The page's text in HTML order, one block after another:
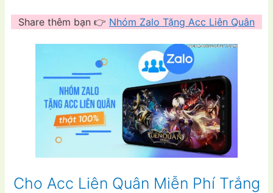
Share thêm bạn 👉 Nhóm Zalo Tặng Acc Liên Quân
Cho Acc Liên Quân Miễn Phí Trắng